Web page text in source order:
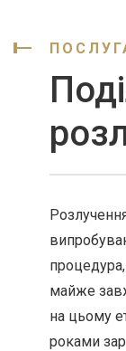
майже
на цьому
роками